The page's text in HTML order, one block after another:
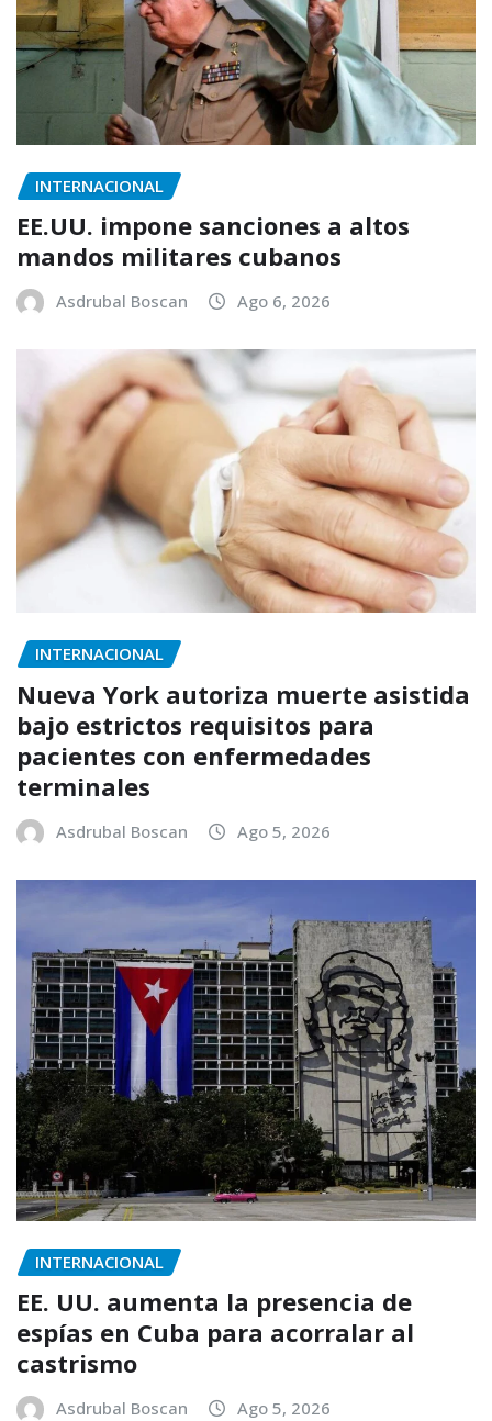
INTERNACIONAL
EE.UU. impone sanciones a altos
mandos militares cubanos
Asdrubal Boscan Ago 6, 2026
INTERNACIONAL
Nueva York autoriza muerte asistida
bajo estrictos requisitos para
pacientes con enfermedades
terminales
Asdrubal Boscan Ago 5, 2026
INTERNACIONAL
EE. UU. aumenta la presencia de
espías en Cuba para acorralar al
castrismo
Asdrubal Boscan Ago 5, 2026